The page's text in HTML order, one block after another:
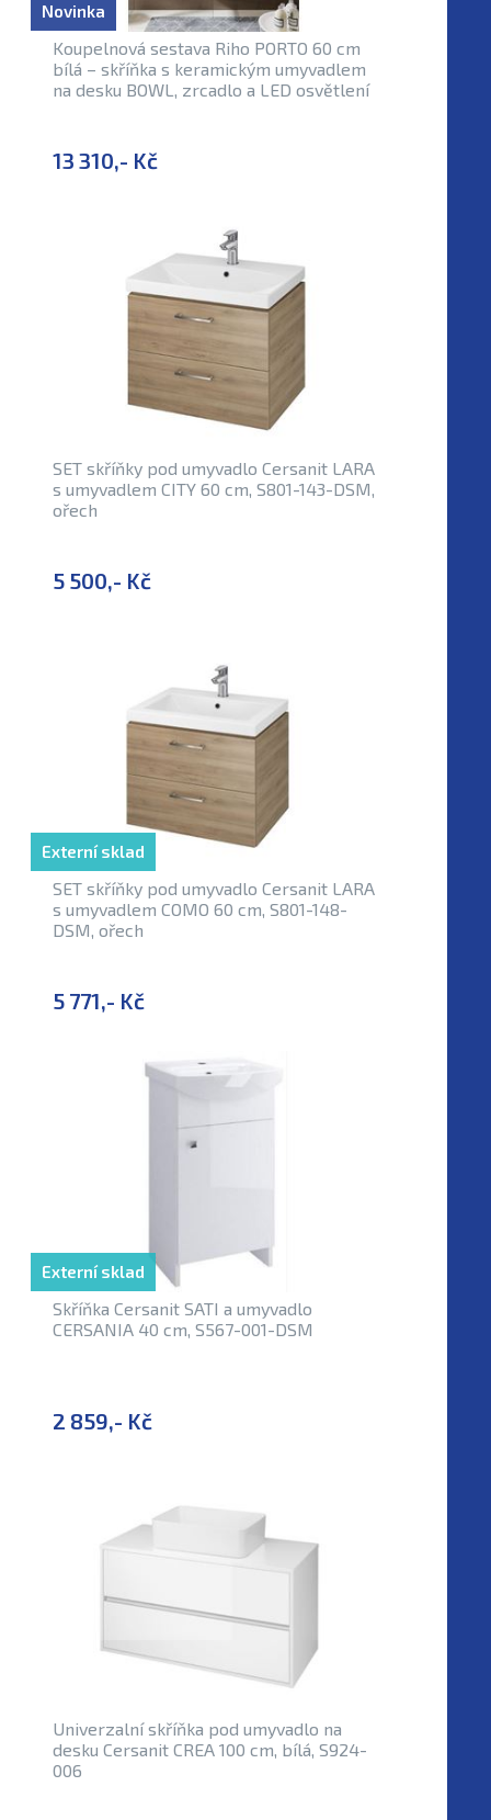
Koupelnová sestava Riho PORTO 60 cm
bílá – skříňka s keramickým umyvadlem
na desku BOWL, zrcadlo a LED osvětlení
13 310,- Kč
Novinka
SET skříňky pod umyvadlo Cersanit LARA
s umyvadlem CITY 60 cm, S801-143-DSM,
ořech
5 500,- Kč
SET skříňky pod umyvadlo Cersanit LARA
s umyvadlem COMO 60 cm, S801-148-
DSM, ořech
5 771,- Kč
Externí sklad
Skříňka Cersanit SATI a umyvadlo
CERSANIA 40 cm, S567-001-DSM
2 859,- Kč
Externí sklad
Univerzalní skříňka pod umyvadlo na
desku Cersanit CREA 100 cm, bílá, S924-
006